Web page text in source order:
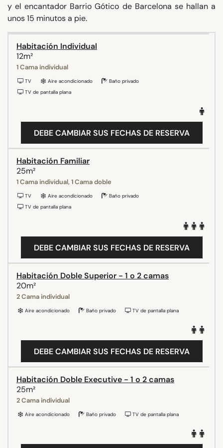
y el encantador Barrio Gótico de Barcelona se hallan a
unos 15 minutos a pie.
Habitación Individual
12m²
1 Cama individual
TV Aire acondicionado
Baño privado
TV de pantalla plana
DEBE CAMBIAR SUS FECHAS DE RESERVA
Habitación Familiar
25m²
1 Cama individual, 1 Cama doble
TV Aire acondicionado
Baño privado
TV de pantalla plana
DEBE CAMBIAR SUS FECHAS DE RESERVA
Habitación Doble Superior - 1 o 2 camas
20m²
2 Cama individual
Aire acondicionado Baño privado TV de pantalla plana
DEBE CAMBIAR SUS FECHAS DE RESERVA
Habitación Doble Executive - 1 o 2 camas
25m²
2 Cama individual
Aire acondicionado Baño privado TV de pantalla plana